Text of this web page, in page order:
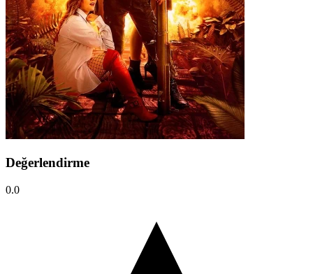
Değerlendirme
0.0